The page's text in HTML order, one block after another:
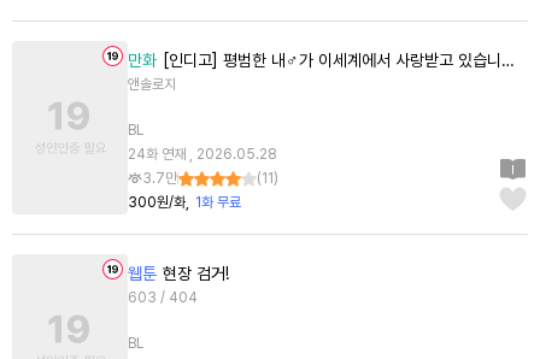
만화 [인디고] 평범한 내♂가 이세계에서 사랑받고 있습니다 앤솔로지 코믹스
앤솔로지
BL
24화 연재 , 2026.05.28
3.7만
(11 )
300원/화
1화 무료
웹툰 현장 검거!
603 / 404
BL